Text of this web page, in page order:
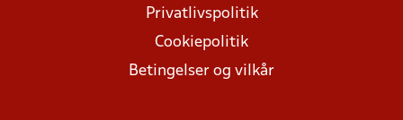
Privatlivspolitik
Cookiepolitik
Betingelser og vilkår